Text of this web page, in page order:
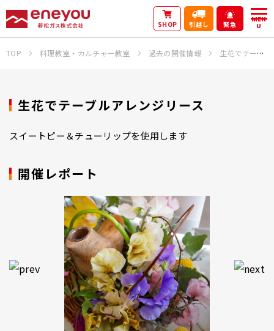
SHOP 引越し 緊急
MEN
U
TOP 料理教室・カルチャー教室 過去の開催情報 生花でテーブルアレンジリース
生花でテーブルアレンジリース
スイートピー＆チューリップを使用します
開催レポート